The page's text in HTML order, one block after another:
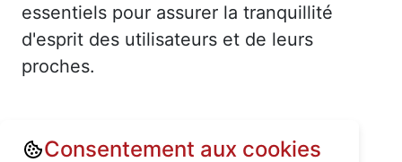
essentiels pour assurer la tranquillité
d'esprit des utilisateurs et de leurs
proches.
Consentement aux cookies